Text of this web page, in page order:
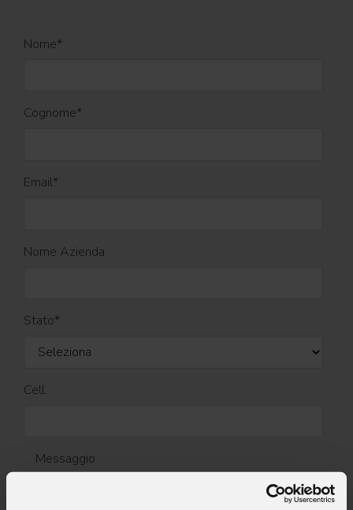
Nome*
Cognome*
Email*
Nome Azienda
Stato*
Cell.
Messaggio